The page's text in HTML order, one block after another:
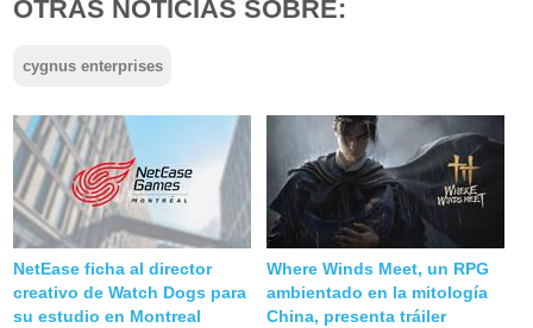
OTRAS NOTICIAS SOBRE:
cygnus enterprises
NetEase ficha al director
creativo de Watch Dogs para
su estudio en Montreal
Where Winds Meet, un RPG
ambientado en la mitología
China, presenta tráiler